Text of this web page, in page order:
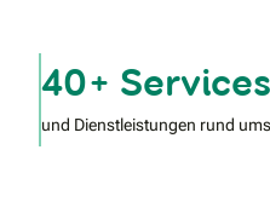
40+ Services
und Dienstleistungen rund